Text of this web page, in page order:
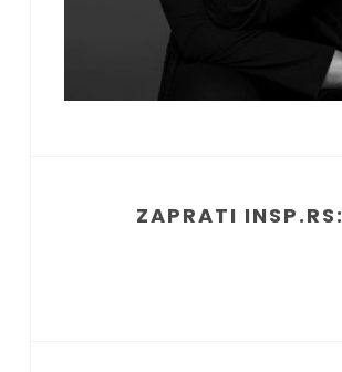
ZAPRATI INSP.RS: